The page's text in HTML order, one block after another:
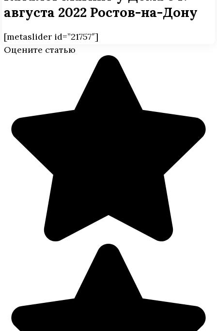
августа 2022 Ростов-на-Дону
[metaslider id=”21757″]
Оцените статью